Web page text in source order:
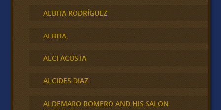
ALBITA RODRÍGUEZ
ALBITA,
ALCI ACOSTA
ALCIDES DIAZ
ALDEMARO ROMERO AND HIS SALON